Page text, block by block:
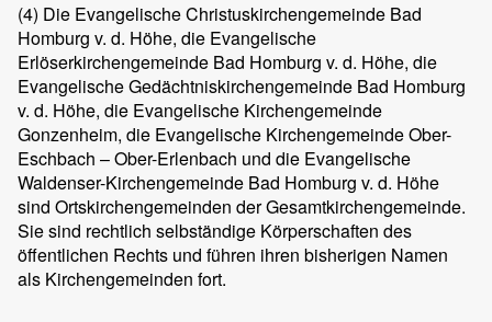
(4) Die Evangelische Christuskirchengemeinde Bad
Homburg v. d. Höhe, die Evangelische
Erlöserkirchengemeinde Bad Homburg v. d. Höhe, die
Evangelische Gedächtniskirchengemeinde Bad Homburg
v. d. Höhe, die Evangelische Kirchengemeinde
Gonzenheim, die Evangelische Kirchengemeinde Ober-
Eschbach – Ober-Erlenbach und die Evangelische
Waldenser-Kirchengemeinde Bad Homburg v. d. Höhe
sind Ortskirchengemeinden der Gesamtkirchengemeinde.
Sie sind rechtlich selbständige Körperschaften des
öffentlichen Rechts und führen ihren bisherigen Namen
als Kirchengemeinden fort.